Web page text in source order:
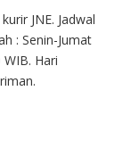
JNE. Jadwal
: Senin-Jumat
Hari